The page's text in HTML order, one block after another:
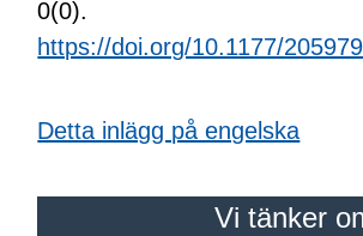
0(0).
https://doi.org/10.1177/
Detta inlägg på engelska
Vi tänker